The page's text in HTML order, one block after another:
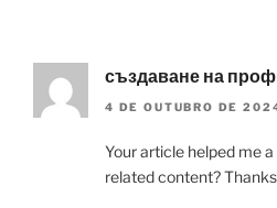
създаване на
4 DE OUTUBRO DE
Your article helped me
related content?